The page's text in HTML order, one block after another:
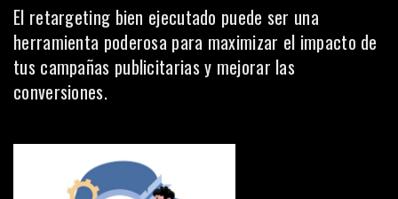
El retargeting bien ejecutado puede ser una
herramienta poderosa para maximizar el impacto de
tus campañas publicitarias y mejorar las
conversiones.